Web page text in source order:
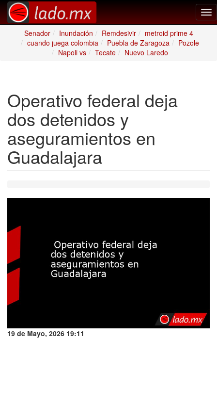
Senador
Inundación Remdesivir
metroid prime 4
cuando juega colombia
Puebla de Zaragoza
Pozole
Napoli vs
Tecate Nuevo Laredo
Operativo federal deja
dos detenidos y
aseguramientos en
Guadalajara
19 de Mayo, 2026 19:11